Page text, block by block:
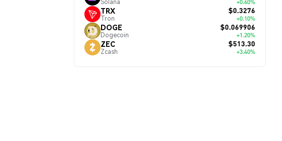
Solana +0.60%
TRX
Tron
$0.3276
+0.10%
DOGE
Dogecoin
$0.069906
+1.20%
ZEC
Zcash
$513.30
+3.40%